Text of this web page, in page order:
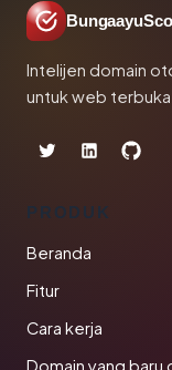
Intelijen domain
untuk web terbuka.
PRODUK
Beranda
Fitur
Cara kerja
Domain yang baru